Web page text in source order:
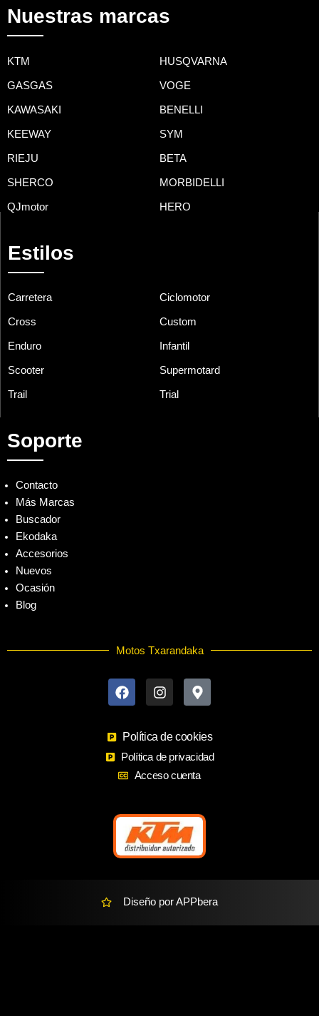
Nuestras marcas
KTM HUSQVARNA
GASGAS VOGE
KAWASAKI BENELLI
KEEWAY SYM
RIEJU BETA
SHERCO MORBIDELLI
QJmotor HERO
Estilos
Carretera Ciclomotor
Cross Custom
Enduro Infantil
Scooter Supermotard
Trail Trial
Soporte
Contacto
Más Marcas
Buscador
Ekodaka
Accesorios
Nuevos
Ocasión
Blog
Motos Txarandaka
a
c
o
o
k
n
s
g
r
a
m
a
p
a
r
k
e
a
Política de cookies
Política de privacidad
Acceso cuenta
Diseño por APPbera